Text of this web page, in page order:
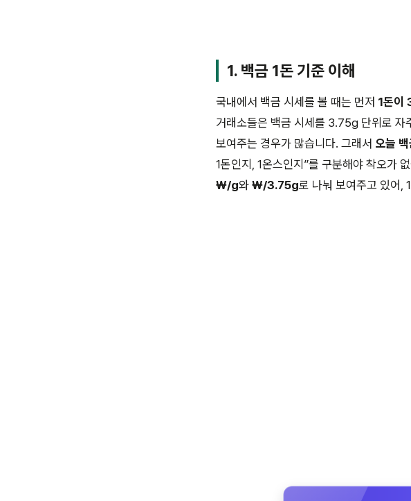
1. 백금 1돈 기준 이해
국내에서 백금 시세를 볼 때는 먼저 1돈이
거래소들은 백금 시세를 3.75g 단위로
보여주는 경우가 많습니다. 그래서 오늘
1돈인지, 1온스인지”를 구분해야 착오가
₩/g와 ₩/3.75g로 나눠 보여주고 있어,